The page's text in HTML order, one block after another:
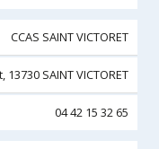
CCAS SAINT VICTORET
SAINT VICTORET
04 42 15 32 65